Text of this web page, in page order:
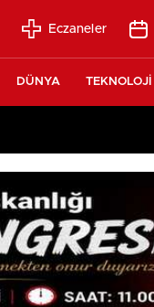
Eczaneler
DÜNYA TEKNOLOJİ